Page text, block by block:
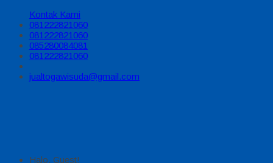
Kontak Kami
081222821060
081222821060
085280084081
081222821060
jualtogawisuda@gmail.com
Halo, Guest!